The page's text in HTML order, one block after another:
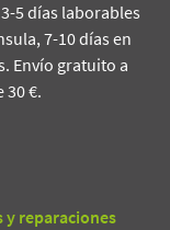
5 días laborables
7-10 días en
Envío gratuito a
30 €.
y reparaciones